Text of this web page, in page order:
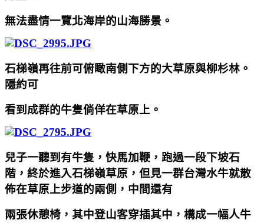
無法盡情一覽北海岸的山海勝景。
石梯嶺再往前可俯瞰南側下方的大草原與柳杉林。
隱約可
看到成群的牛隻倘佯在草原上。
兒子一聽到有牛隻，快馬加鞭，跑過一段下坡石
階，終於進入石梯嶺草原，但見一群台灣水牛就散
佈在草原上步道的兩側，中間還有
兩張休憩椅，其中登山客穿插其中，構成一幅人牛